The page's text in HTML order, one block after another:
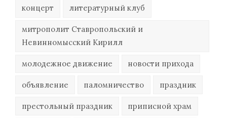
концерт литературный клуб
митрополит Ставропольский и
Невинномысский Кирилл
молодежное движение новости прихода
объявление паломничество праздник
престольный праздник приписной храм